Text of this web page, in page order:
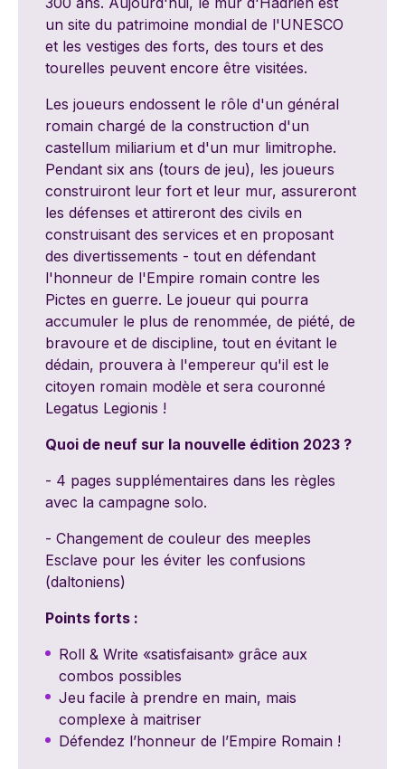
un site du patrimoine mondial de l'UNESCO
et les vestiges des forts, des tours et des
tourelles peuvent encore être visitées.
Les joueurs endossent le rôle d'un général
romain chargé de la construction d'un
castellum miliarium et d'un mur limitrophe.
Pendant six ans (tours de jeu), les joueurs
construiront leur fort et leur mur, assureront
les défenses et attireront des civils en
construisant des services et en proposant
des divertissements - tout en défendant
l'honneur de l'Empire romain contre les
Pictes en guerre. Le joueur qui pourra
accumuler le plus de renommée, de piété, de
bravoure et de discipline, tout en évitant le
dédain, prouvera à l'empereur qu'il est le
citoyen romain modèle et sera couronné
Legatus Legionis !
Quoi de neuf sur la nouvelle édition 2023 ?
- 4 pages supplémentaires dans les règles
avec la campagne solo.
- Changement de couleur des meeples
Esclave pour les éviter les confusions
(daltoniens)
Points forts :
Roll & Write «satisfaisant» grâce aux
combos possibles
Jeu facile à prendre en main, mais
complexe à maitriser
Défendez l’honneur de l’Empire Romain !